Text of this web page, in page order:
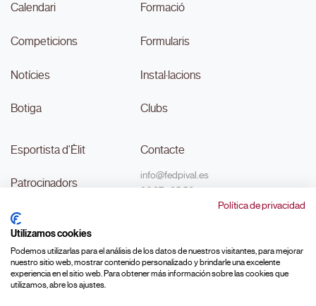
Política de privacidad
Utilizamos cookies
Podemos utilizarlas para el análisis de los datos de nuestros visitantes, para mejorar
nuestro sitio web, mostrar contenido personalizado y brindarle una excelente
experiencia en el sitio web. Para obtener más información sobre las cookies que
utilizamos, abre los ajustes.
Calendari
Competicions
Notícies
Botiga
Formació
Formularis
Instal·lacions
Clubs
Esportista d'Èlit
Patrocinadors
Transparència
#MouLaPilota
Contacte
info@fedpival.es
96 374 95 58
C/Marqués de Sant Joan nº 32,